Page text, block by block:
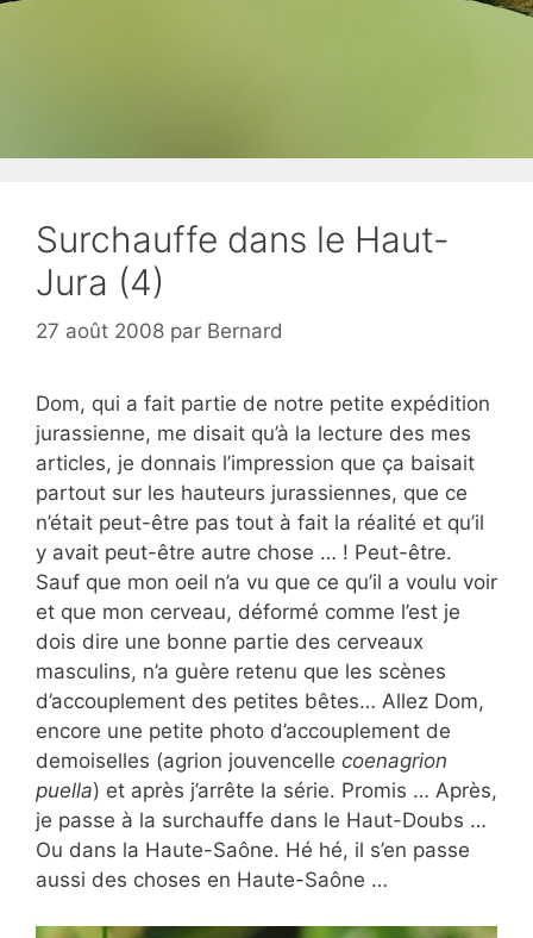
Surchauffe dans le Haut-
Jura (4)
27 août 2008 par Bernard
Dom, qui a fait partie de notre petite expédition
jurassienne, me disait qu’à la lecture des mes
articles, je donnais l’impression que ça baisait
partout sur les hauteurs jurassiennes, que ce
n’était peut-être pas tout à fait la réalité et qu’il
y avait peut-être autre chose … ! Peut-être.
Sauf que mon oeil n’a vu que ce qu’il a voulu voir
et que mon cerveau, déformé comme l’est je
dois dire une bonne partie des cerveaux
masculins, n’a guère retenu que les scènes
d’accouplement des petites bêtes… Allez Dom,
encore une petite photo d’accouplement de
demoiselles (agrion jouvencelle coenagrion
puella) et après j’arrête la série. Promis … Après,
je passe à la surchauffe dans le Haut-Doubs …
Ou dans la Haute-Saône. Hé hé, il s’en passe
aussi des choses en Haute-Saône …